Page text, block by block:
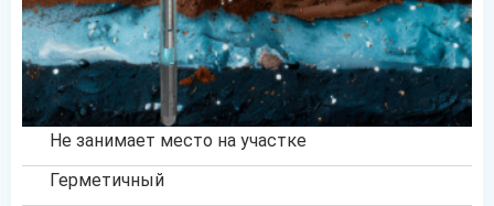
Не занимает место на участке
Герметичный